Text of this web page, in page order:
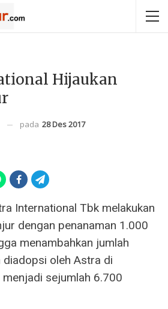
Hijaukan
pada 28 Des 2017
International Tbk melakukan
dengan penanaman 1.000
menambahkan jumlah
diadopsi oleh Astra di
sejumlah 6.700